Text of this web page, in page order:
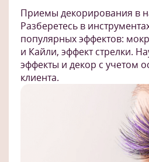
Приемы декорирования в
Разберетесь в
популярных эффектов:
и Кайли, эффект стрелки.
эффекты и декор с учетом
клиента.